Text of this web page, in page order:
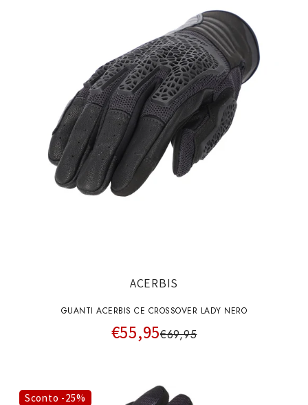
ACERBIS
GUANTI ACERBIS CE CROSSOVER LADY NERO
€55,95€69,95
Sconto -25%